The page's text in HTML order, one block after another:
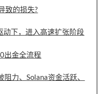
致的损失?
动下，进入高速扩张阶段
出金全流程
力、Solana资金活跃、